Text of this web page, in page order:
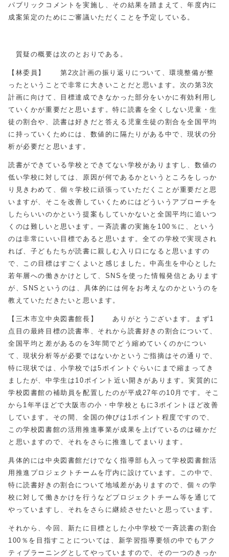
パブリックコメントを実施し、その結果を踏まえて、年度内に
成案策定のためにご審議いただくことを予定している。
質疑の概要は次のとおりである。
【林委員】 第2次計画の振り返りについて、環境整備が整
ったということで非常に大きいことだと思います。次の第3次
計画に向けて、目標達成できなかった部分をいかに有効利用し
ていくかが重要だと思います。特に読書を全くしない児童・生
徒の割合や、読書は好きだと答える児童生徒の割合を全国平均
に持っていくためには、数値的に隔たりがある中で、現状の分
析が必要だと思います。
読書ができている学校とできてない学校がありますし、数値の
低い学校に対しては、原因が何であるかというところをしっか
り見きわめて、個々学校に頑張っていただくことが重要だと思
いますが、そこを改善していくためにはどういうアプローチを
したらいいのかという提案もしていかないと全国平均に追いつ
くのは難しいと思います。一斉読書の実施を100％に、という
のは非常にいい目標であると思います。全ての学校で実現され
れば、子どもたちが読書に親しむ入り口になると思いますの
で、この目標はすごくよいと感じました。中高生を中心とした
若年層への働きかけとして、SNSを使った情報発信とあります
が、SNSというのは、具体的には何をお考えなのかというのを
教えていただきたいと思います。
【三木市立中央図書館長】 ありがとうございます。まず1
点目の最終目標の読書率、それから読書好きの割合について、
全国平均と差があるのを3年間でどう縮めていくのかについ
て、現状分析等が必要ではないかというご指摘はその通りで、
特に現状では、小学校では5ポイントぐらいにまで縮まってき
ましたが、中学生は10ポイント近い開きがあります。実質的に
学校図書館の補助員を配置したのが平成27年の10月です。そこ
から1年半ほどで大阪市の小・中学校ともに3ポイントほど改善
しています。その間、全国の伸びは1ポイント程度ですので、
この学校図書館の活用推進事業が成果を上げているのは確かだ
と思いますので、それをさらに推進してまいります。
具体的には中央図書館だけでなく指導部も入って学校図書館活
用推進プロジェクトチームを庁内に設けています。この中で、
特に読書好きの割合について地域差がありますので、個々の学
校に対して働きかけを行うなどプロジェクトチーム等を通じて
やっていますし、それをさらに継続させたいと思っています。
それから、今回、新たに目標とした小中学校で一斉読書の割合
100％を目指すことについては、新学習指導要領の中でもアク
ティブラーニングとしてやっていますので、その一つのきっか